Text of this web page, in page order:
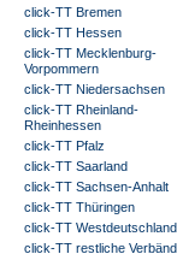
click-TT Bremen
click-TT Hessen
click-TT Mecklenburg-
Vorpommern
click-TT Niedersachsen
click-TT Rheinland-
Rheinhessen
click-TT Pfalz
click-TT Saarland
click-TT Sachsen-Anhalt
click-TT Thüringen
click-TT Westdeutschland
click-TT restliche